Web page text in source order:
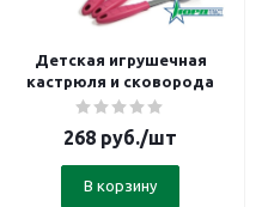
Детская игрушечная
кастрюля и сковорода
268 руб./шт
В корзину